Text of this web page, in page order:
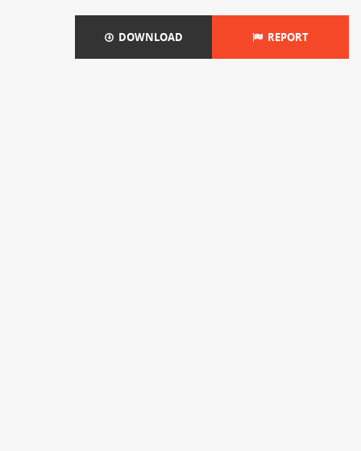
DOWNLOAD REPORT